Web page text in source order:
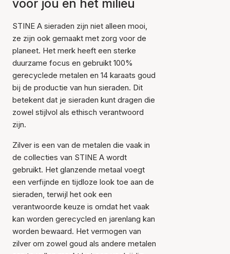
voor jou en het milieu
STINE A sieraden zijn niet alleen mooi,
ze zijn ook gemaakt met zorg voor de
planeet. Het merk heeft een sterke
duurzame focus en gebruikt 100%
gerecyclede metalen en 14 karaats goud
bij de productie van hun sieraden. Dit
betekent dat je sieraden kunt dragen die
zowel stijlvol als ethisch verantwoord
zijn.
Zilver is een van de metalen die vaak in
de collecties van STINE A wordt
gebruikt. Het glanzende metaal voegt
een verfijnde en tijdloze look toe aan de
sieraden, terwijl het ook een
verantwoorde keuze is omdat het vaak
kan worden gerecycled en jarenlang kan
worden bewaard. Het vermogen van
zilver om zowel goud als andere metalen